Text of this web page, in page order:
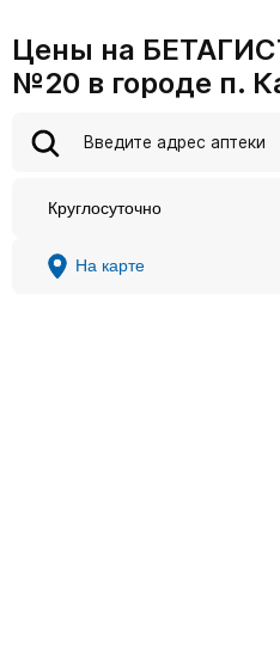
Цены на
№20 в городе п.
Круглосуточно
На карте